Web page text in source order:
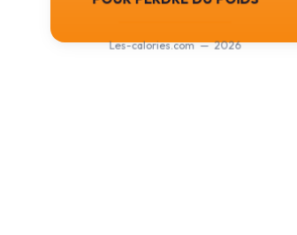
Les-calories.com — 2026